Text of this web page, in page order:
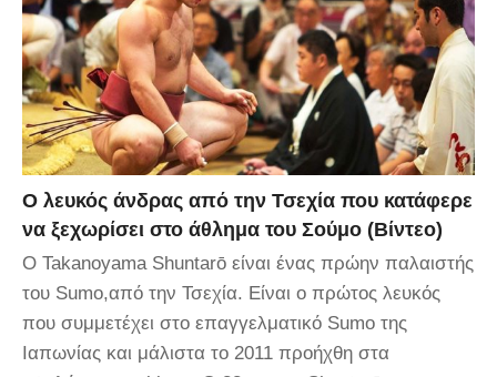
Ο λευκός άνδρας από την Τσεχία που κατάφερε
να ξεχωρίσει στο άθλημα του Σούμο (Βίντεο)
Ο Takanoyama Shuntarō είναι ένας πρώην παλαιστής
του Sumo,από την Τσεχία. Είναι ο πρώτος λευκός
που συμμετέχει στο επαγγελματικό Sumo της
Ιαπωνίας και μάλιστα το 2011 προήχθη στα